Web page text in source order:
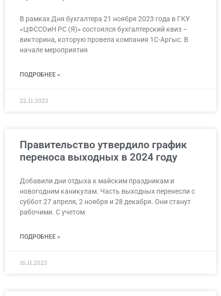
В рамках Дня бухгалтера 21 ноября 2023 года в ГКУ
«ЦФССОиН РС (Я)» состоялся бухгалтерский квиз –
викторина, которую провела компания 1С-Аргыс. В
начале мероприятия
ПОДРОБНЕЕ »
22.11.2023
Правительство утвердило график
переноса выходных в 2024 году
Добавили дни отдыха к майским праздникам и
новогодним каникулам. Часть выходных перенесли с
суббот 27 апреля, 2 ноября и 28 декабря. Они станут
рабочими. С учетом
ПОДРОБНЕЕ »
16.11.2023